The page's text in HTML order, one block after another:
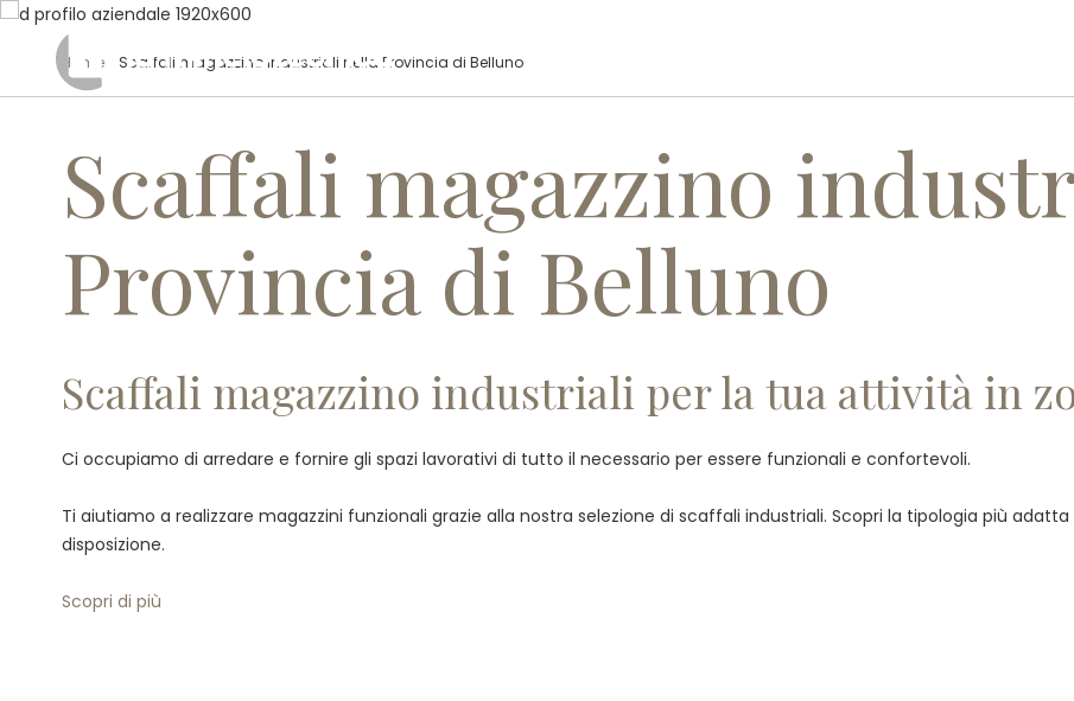
Home / Scaffali magazzino industriali nella Provincia di Belluno
Scaffali magazzino
Provincia di Belluno
Scaffali magazzino industriali per la tua attività in
Ci occupiamo di arredare e fornire gli spazi lavorativi di tutto il necessario per essere funzionali e confortevoli.
Ti aiutiamo a realizzare magazzini funzionali grazie alla nostra selezione di scaffali industriali. Scopri la tipologia più
disposizione.
Scopri di più